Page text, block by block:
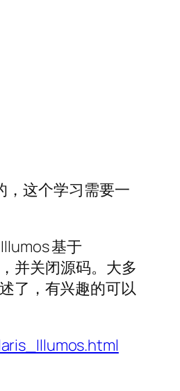
，这个学习需要一
基于
并关闭源码。大多
了，有兴趣的可以